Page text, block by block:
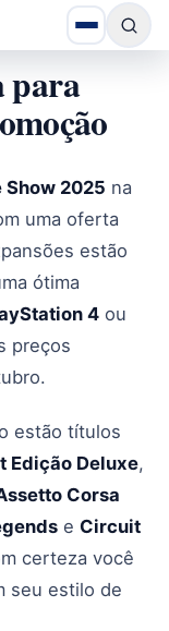
para
Show 2025 na
uma oferta
estão
ótima
4 ou
preços
estão títulos
Edição Deluxe,
Corsa
e Circuit
certeza você
seu estilo de